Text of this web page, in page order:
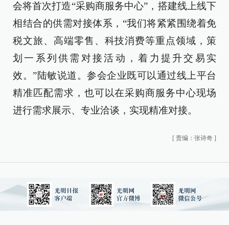
会将首次打造“采购商服务中心”，搭建线上线下
相结合的供需对接体系，“我们将紧紧围绕着免
税文旅、高端零售、科技消费等重点领域，策
划一系列供需对接活动，着力提升交易实
效。”陆敏说道。参会企业既可以通过线上平台
精准匹配需求，也可以在采购商服务中心现场
进行需求展示、专业洽谈，实现精准对接。
[ 责编：张诗奇 ]